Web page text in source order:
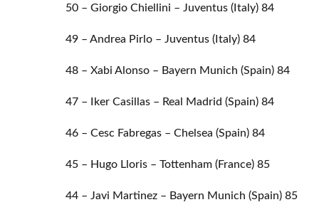
50 – Giorgio Chiellini – Juventus (Italy) 84
49 – Andrea Pirlo – Juventus (Italy) 84
48 – Xabi Alonso – Bayern Munich (Spain) 84
47 – Iker Casillas – Real Madrid (Spain) 84
46 – Cesc Fabregas – Chelsea (Spain) 84
45 – Hugo Lloris – Tottenham (France) 85
44 – Javi Martinez – Bayern Munich (Spain) 85